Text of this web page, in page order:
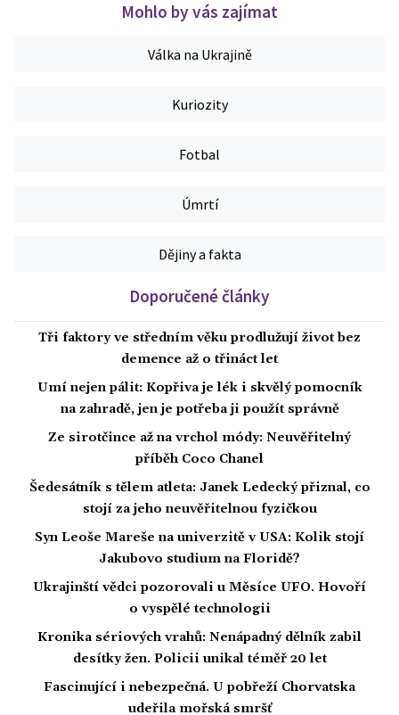
Mohlo by vás zajímat
Válka na Ukrajině
Kuriozity
Fotbal
Úmrtí
Dějiny a fakta
Doporučené články
Tři faktory ve středním věku prodlužují život bez
demence až o třináct let
Umí nejen pálit: Kopřiva je lék i skvělý pomocník
na zahradě, jen je potřeba ji použít správně
Ze sirotčince až na vrchol módy: Neuvěřitelný
příběh Coco Chanel
Šedesátník s tělem atleta: Janek Ledecký přiznal, co
stojí za jeho neuvěřitelnou fyzičkou
Syn Leoše Mareše na univerzitě v USA: Kolik stojí
Jakubovo studium na Floridě?
Ukrajinští vědci pozorovali u Měsíce UFO. Hovoří
o vyspělé technologii
Kronika sériových vrahů: Nenápadný dělník zabil
desítky žen. Policii unikal téměř 20 let
Fascinující i nebezpečná. U pobřeží Chorvatska
udeřila mořská smršť